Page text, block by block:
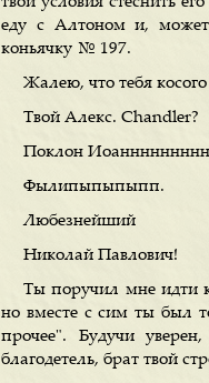
еду с Алтоном и,
коньячку № 197.
Жалею, что тебя
Твой Алекс. Chandler?
Поклон
Фылипыпыпыпп.
Любезнейший
Николай Павлович!
Ты поручил мне идти
но вместе с сим ты был
прочее". Будучи
благодетель, брат твой